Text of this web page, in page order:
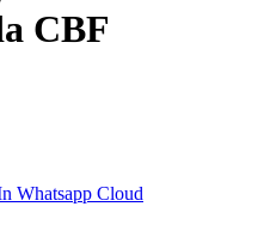
CBF
Whatsapp Cloud